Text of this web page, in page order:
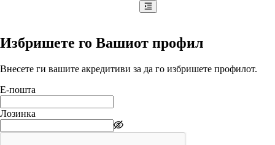
Избришете го Вашиот профил
Внесете ги вашите акредитиви за да го избришете профилот.
Е-пошта
Лозинка